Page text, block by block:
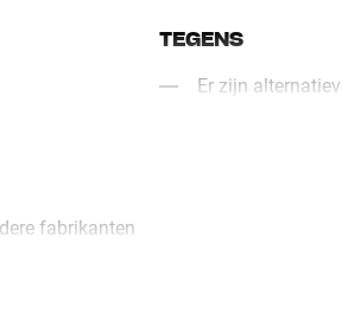
fabrikanten
TEGENS
Er zijn